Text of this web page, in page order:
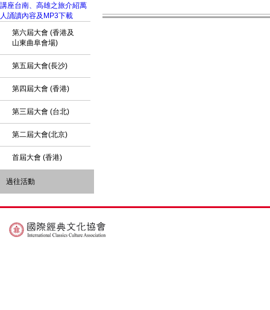
講座台南、高雄之旅介紹萬
人誦讀內容及MP3下載
第六屆大會 (香港及
山東曲阜會場)
第五屆大會(長沙)
第四屆大會 (香港)
第三屆大會 (台北)
第二屆大會(北京)
首屆大會 (香港)
過往活動